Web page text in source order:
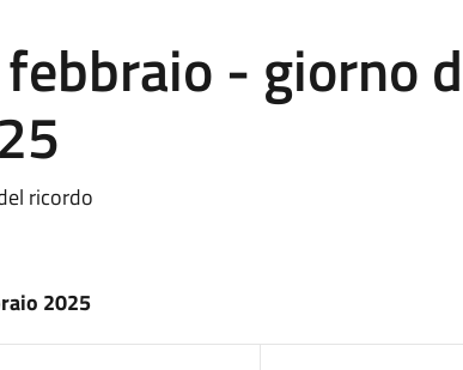
- giorno
ricordo
2025